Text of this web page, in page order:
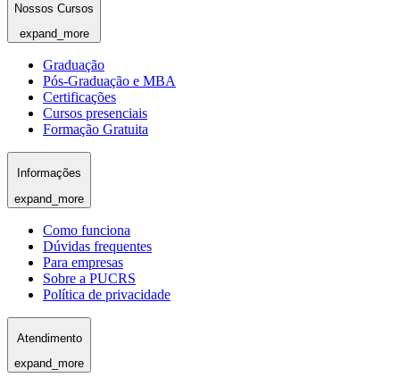
Nossos Cursos
expand_more
Graduação
Pós-Graduação e MBA
Certificações
Cursos presenciais
Formação Gratuita
Informações
expand_more
Como funciona
Dúvidas frequentes
Para empresas
Sobre a PUCRS
Política de privacidade
Atendimento
expand_more